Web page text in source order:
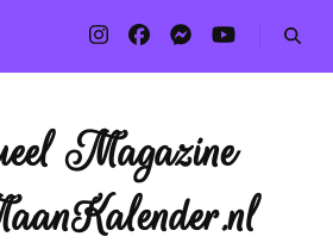
Magazine